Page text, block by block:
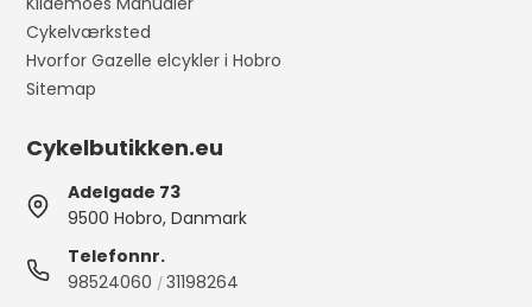
Cykelværksted
Hvorfor Gazelle elcykler i Hobro
Sitemap
Cykelbutikken.eu
Adelgade 73
9500 Hobro, Danmark
Telefonnr.
98524060 /31198264